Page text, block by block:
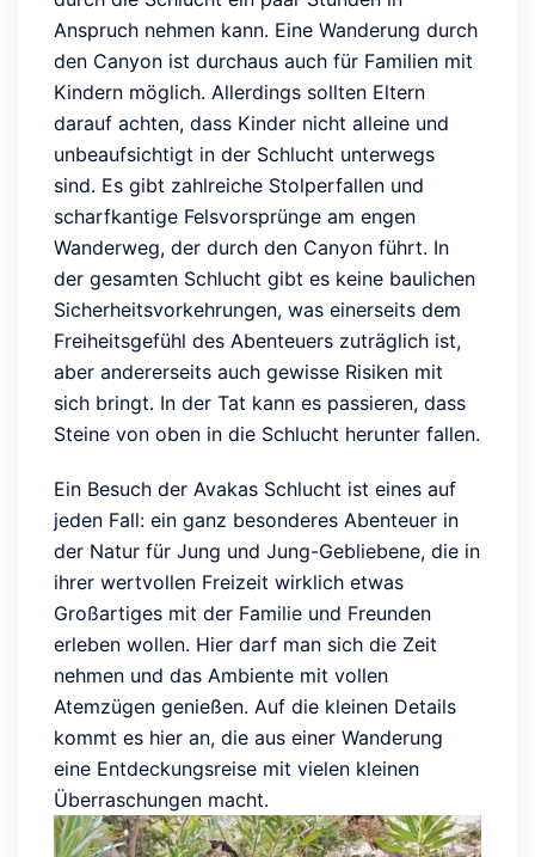
Anspruch nehmen kann. Eine Wanderung durch
den Canyon ist durchaus auch für Familien mit
Kindern möglich. Allerdings sollten Eltern
darauf achten, dass Kinder nicht alleine und
unbeaufsichtigt in der Schlucht unterwegs
sind. Es gibt zahlreiche Stolperfallen und
scharfkantige Felsvorsprünge am engen
Wanderweg, der durch den Canyon führt. In
der gesamten Schlucht gibt es keine baulichen
Sicherheitsvorkehrungen, was einerseits dem
Freiheitsgefühl des Abenteuers zuträglich ist,
aber andererseits auch gewisse Risiken mit
sich bringt. In der Tat kann es passieren, dass
Steine von oben in die Schlucht herunter fallen.
Ein Besuch der Avakas Schlucht ist eines auf
jeden Fall: ein ganz besonderes Abenteuer in
der Natur für Jung und Jung-Gebliebene, die in
ihrer wertvollen Freizeit wirklich etwas
Großartiges mit der Familie und Freunden
erleben wollen. Hier darf man sich die Zeit
nehmen und das Ambiente mit vollen
Atemzügen genießen. Auf die kleinen Details
kommt es hier an, die aus einer Wanderung
eine Entdeckungsreise mit vielen kleinen
Überraschungen macht.